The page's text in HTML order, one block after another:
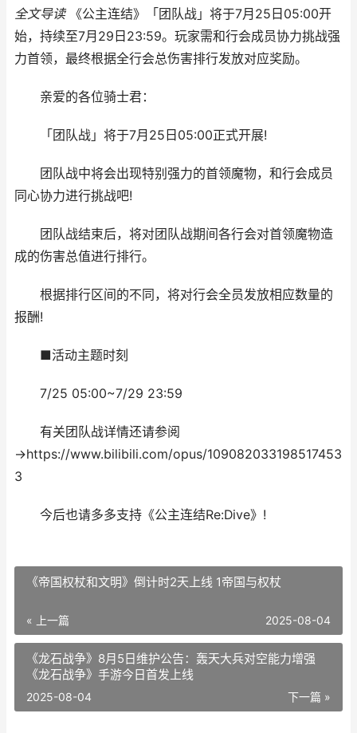
全文导读《公主连结》「团队战」将于7月25日05:00开
始，持续至7月29日23:59。玩家需和行会成员协力挑战强
力首领，最终根据全行会总伤害排行发放对应奖励。
亲爱的各位骑士君：
「团队战」将于7月25日05:00正式开展!
团队战中将会出现特别强力的首领魔物，和行会成员
同心协力进行挑战吧!
团队战结束后，将对团队战期间各行会对首领魔物造
成的伤害总值进行排行。
根据排行区间的不同，将对行会全员发放相应数量的
报酬!
■活动主题时刻
7/25 05:00~7/29 23:59
有关团队战详情还请参阅
→https://www.bilibili.com/opus/109082033198517453
3
今后也请多多支持《公主连结Re:Dive》!
《帝国权杖和文明》倒计时2天上线 1帝国与权杖
« 上一篇 2025-08-04
《龙石战争》8月5日维护公告：轰天大兵对空能力增强
《龙石战争》手游今日首发上线
下一篇 »
2025-08-04